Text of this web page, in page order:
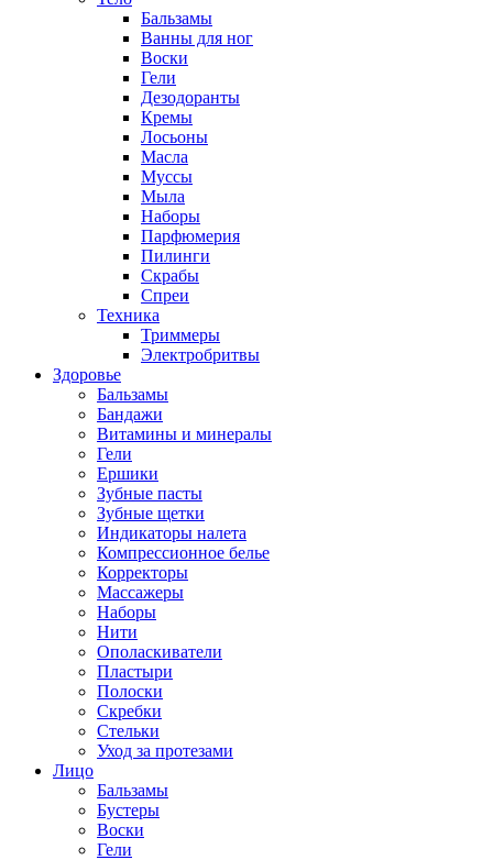
Бальзамы
Ванны для ног
Воски
Гели
Дезодоранты
Кремы
Лосьоны
Масла
Муссы
Мыла
Наборы
Парфюмерия
Пилинги
Скрабы
Спреи
Техника
Триммеры
Электробритвы
Здоровье
Бальзамы
Бандажи
Витамины и минералы
Гели
Ершики
Зубные пасты
Зубные щетки
Индикаторы налета
Компрессионное белье
Корректоры
Массажеры
Наборы
Нити
Ополаскиватели
Пластыри
Полоски
Скребки
Стельки
Уход за протезами
Лицо
Бальзамы
Бустеры
Воски
Гели